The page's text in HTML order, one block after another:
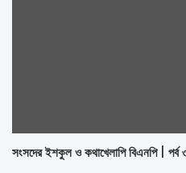
সংসদের ইশকুল ও কথাখেলাপি বিএনপি | পর্ব